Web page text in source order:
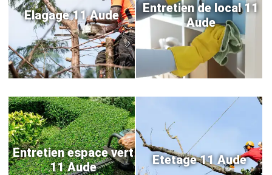
Elagage 11 Aude
Entretien de local 11
Aude
Entretien espace vert
11 Aude
Etetage 11 Aude